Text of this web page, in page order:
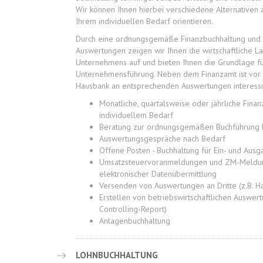
Wir können Ihnen hierbei verschiedene Alternativen
Ihrem individuellen Bedarf orientieren.
Durch eine ordnungsgemäße Finanzbuchhaltung
Auswertungen zeigen wir Ihnen die wirtschaftliche
Unternehmens auf und bieten Ihnen die Grundlage
Unternehmensführung. Neben dem Finanzamt ist
Hausbank an entsprechenden Auswertungen
Monatliche, quartalsweise oder jährliche
individuellem Bedarf
Beratung zur ordnungsgemäßen
Auswertungsgespräche nach Bedarf
Offene Posten - Buchhaltung für Ein- und
Umsatzsteuervoranmeldungen und ZM-
elektronischer Datenübermittlung
Versenden von Auswertungen an Dritte (z.B.
Erstellen von betriebswirtschaftlichen
Controlling-Report)
Anlagenbuchhaltung
LOHNBUCHHALTUNG